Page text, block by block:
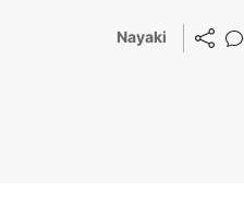
Nayaki